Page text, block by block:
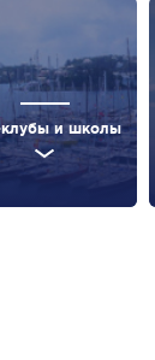
клубы и школы